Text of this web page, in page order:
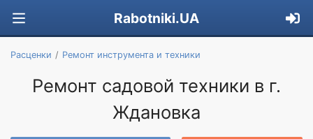
Rabotniki.UA
Расценки Ремонт инструмента и техники
Ремонт садовой техники в г.
Ждановка